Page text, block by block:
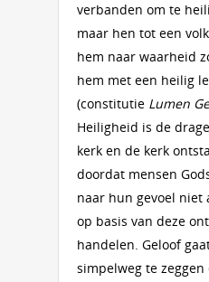
verbanden om te
maar hen tot een
hem naar waarheid
hem met een heilig
(constitutie Lumen
Heiligheid is de
kerk en de kerk
doordat mensen
naar hun gevoel niet
op basis van deze
handelen. Geloof
simpelweg te